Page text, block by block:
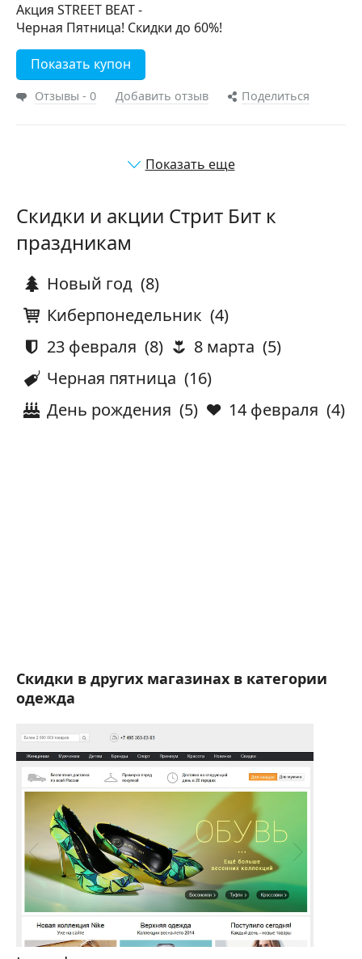
Акция STREET BEAT -
Черная Пятница! Скидки до 60%!
Показать купон
Отзывы - 0 Добавить отзыв Поделиться
Показать еще
Скидки и акции Стрит Бит к
праздникам
Новый год (8)
Киберпонедельник (4)
23 февраля (8) 8 марта (5)
Черная пятница (16)
День рождения (5) 14 февраля (4)
Скидки в других магазинах в категории
одежда